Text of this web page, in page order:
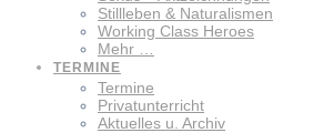
Stillleben & Naturalismen
Working Class Heroes
Mehr …
TERMINE
Termine
Privatunterricht
Aktuelles u. Archiv